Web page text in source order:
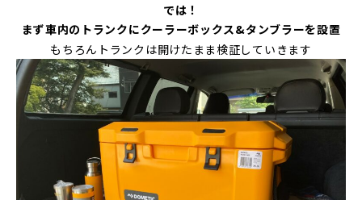
では！
まず車内のトランクにクーラーボックス&タンブラーを設置
もちろんトランクは開けたまま検証していきます